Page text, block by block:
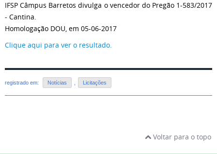
IFSP Câmpus Barretos divulga o vencedor do Pregão 1-583/2017
- Cantina.
Homologação DOU, em 05-06-2017
Clique aqui para ver o resultado.
registrado em: Notícias Licitações
Voltar para o topo